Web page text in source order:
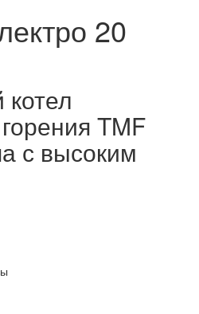
20
TMF
с высоким